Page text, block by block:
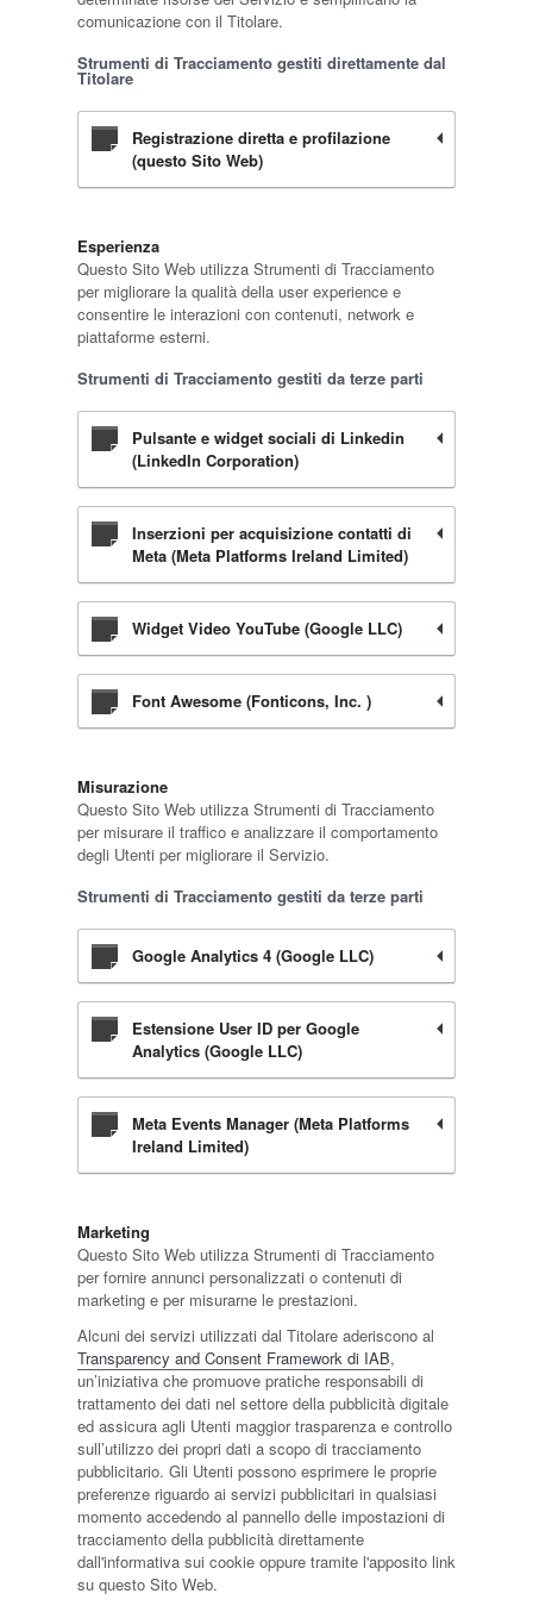
comunicazione con il Titolare.
Strumenti di Tracciamento gestiti direttamente dal
Titolare
Registrazione diretta e profilazione
(questo Sito Web)
Esperienza
Questo Sito Web utilizza Strumenti di Tracciamento
per migliorare la qualità della user experience e
consentire le interazioni con contenuti, network e
piattaforme esterni.
Strumenti di Tracciamento gestiti da terze parti
Pulsante e widget sociali di Linkedin
(LinkedIn Corporation)
Inserzioni per acquisizione contatti di
Meta (Meta Platforms Ireland Limited)
Widget Video YouTube (Google LLC)
Font Awesome (Fonticons, Inc. )
Misurazione
Questo Sito Web utilizza Strumenti di Tracciamento
per misurare il traffico e analizzare il comportamento
degli Utenti per migliorare il Servizio.
Strumenti di Tracciamento gestiti da terze parti
Google Analytics 4 (Google LLC)
Estensione User ID per Google
Analytics (Google LLC)
Meta Events Manager (Meta Platforms
Ireland Limited)
Marketing
Questo Sito Web utilizza Strumenti di Tracciamento
per fornire annunci personalizzati o contenuti di
marketing e per misurarne le prestazioni.
Alcuni dei servizi utilizzati dal Titolare aderiscono al
Transparency and Consent Framework di IAB,
un’iniziativa che promuove pratiche responsabili di
trattamento dei dati nel settore della pubblicità digitale
ed assicura agli Utenti maggior trasparenza e controllo
sull’utilizzo dei propri dati a scopo di tracciamento
pubblicitario. Gli Utenti possono esprimere le proprie
preferenze riguardo ai servizi pubblicitari in qualsiasi
momento accedendo al pannello delle impostazioni di
tracciamento della pubblicità direttamente
dall'informativa sui cookie oppure tramite l'apposito link
su questo Sito Web.